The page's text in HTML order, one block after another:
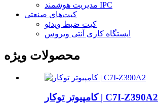
مدیریت هوشمند IPC
کیت‌های صنعتی
کیت ضبط ویدئو
ایستگاه کاری آنتی ویروس
محصولات ویژه
کامپیوتر توکار | C7I-Z390A2